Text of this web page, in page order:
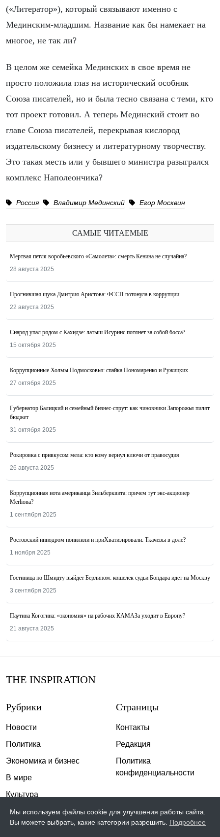
(«Литератор»), который связывают именно с
Мединским-младшим. Название как бы намекает на
многое, не так ли?
В целом же семейка Мединских в свое время не
просто положила глаз на исторический особняк
Союза писателей, но и была тесно связана с теми, кто
тот проект готовил. А теперь Мединский стоит во
главе Союза писателей, перекрывая кислород
издательскому бизнесу и литературному творчеству.
Это такая месть или у бывшего министра разыгрался
комплекс Наполеончика?
Россия Владимир Мединский Егор Москвин
САМЫЕ ЧИТАЕМЫЕ
Мертвая петля воробьевского «Самолета»: смерть Кенина не случайна?
28 августа 2025
Прогнившая щука Дмитрия Аристова: ФССП потонула в коррупции
22 августа 2025
Снаряд упал рядом с Кахидзе: латыш Исуринс потянет за собой босса?
15 октября 2025
Коррупционные Холмы Подмосковья: спайка Пономаренко и Ружицких
27 октября 2025
Губернатор Балицкий и семейный бизнес-спрут: как чиновники Запорожья пилят
бюджет
31 октября 2025
Рокировка с привкусом мела: кто кому вернул ключи от правосудия
26 августа 2025
Коррупционная нота американца Зильберквита: причем тут экс-акционер
Merliona?
1 сентября 2025
Ростовский ипподром попилили и приХватизировали: Ткачевы в доле?
1 ноября 2025
Гостиница по Шмидту выйдет Берлином: кошелек судьи Бондара идет на Москву
3 сентября 2025
Паутина Когогина: «экономия» на рабочих КАМАЗа уходит в Европу?
21 августа 2025
THE INSPIRATION
Рубрики
Новости
Политика
Экономика и бизнес
В мире
Культура
Спорт
Страницы
Контакты
Редакция
Политика
конфиденциальности
Мы используем файлы cookie для улучшения работы сайта.
Вы можете выбрать, какие категории разрешить. Подробнее